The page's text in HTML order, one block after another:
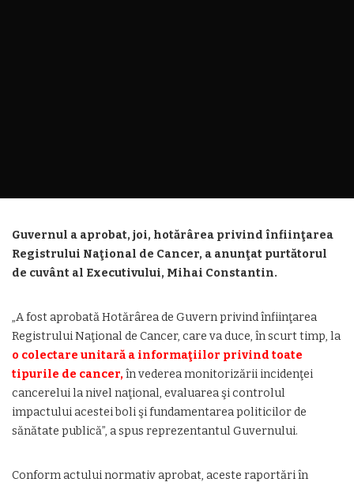
Guvernul a aprobat, joi, hotărârea privind înfiinţarea
Registrului Naţional de Cancer, a anunţat purtătorul
de cuvânt al Executivului, Mihai Constantin.
„A fost aprobată Hotărârea de Guvern privind înfiinţarea
Registrului Naţional de Cancer, care va duce, în scurt timp, la
o colectare unitară a informaţiilor privind toate
tipurile de cancer, în vederea monitorizării incidenţei
cancerelui la nivel naţional, evaluarea şi controlul
impactului acestei boli şi fundamentarea politicilor de
sănătate publică”, a spus reprezentantul Guvernului.
Conform actului normativ aprobat, aceste raportări în